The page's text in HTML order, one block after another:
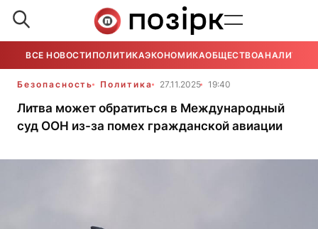
ВСЕ НОВОСТИ ПОЛИТИКАЭКОНОМИКАОБЩЕСТВОАНАЛИТИКА
Безопасность Политика 27.11.2025 19:40
Литва может обратиться в Международный
суд ООН из-за помех гражданской авиации